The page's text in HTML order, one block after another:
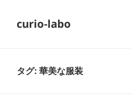
curio-labo
タグ:華美な服装